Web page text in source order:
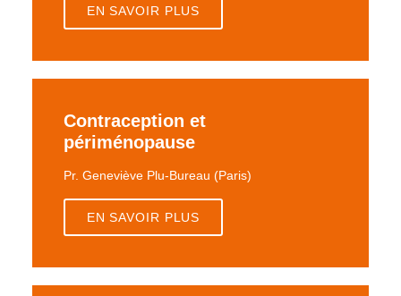
EN SAVOIR PLUS
Contraception et
périménopause
Pr. Geneviève Plu-Bureau (Paris)
EN SAVOIR PLUS